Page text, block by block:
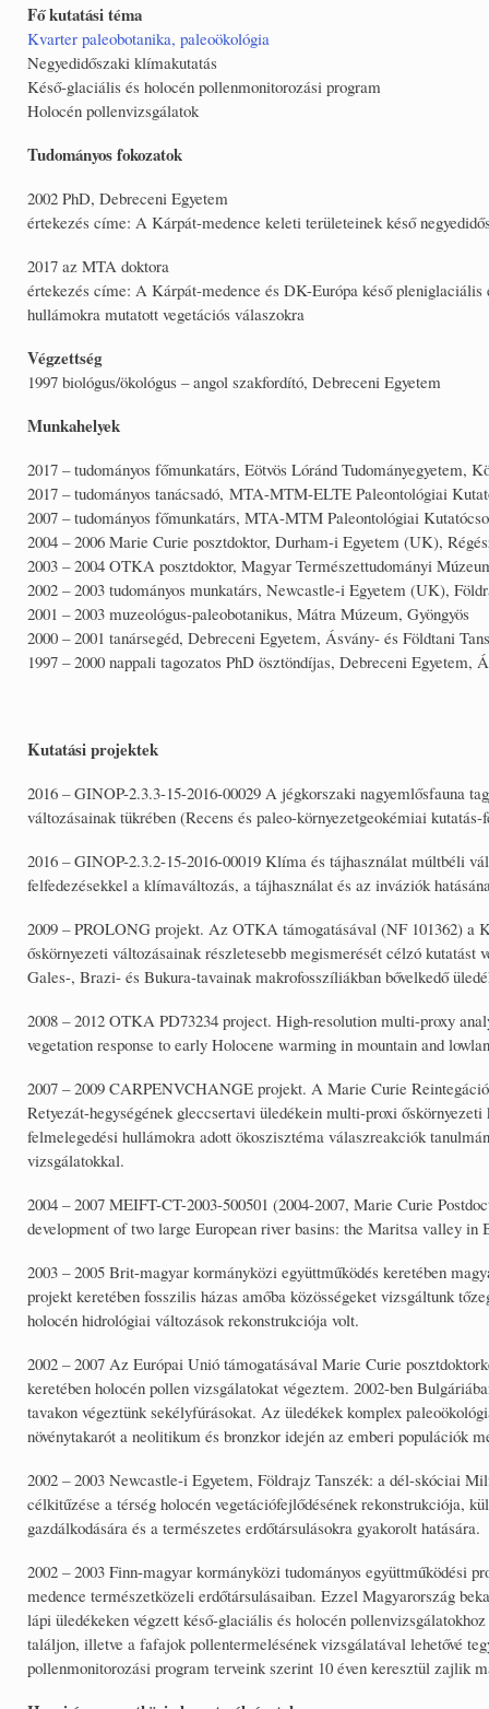
Fő kutatási téma
Kvarter paleobotanika, paleoökológia
Negyedidőszaki klímakutatás
Késő-glaciális és holocén pollenmonitorozási program
Holocén pollenvizsgálatok
Tudományos fokozatok
2002 PhD, Debreceni Egyetem
értekezés címe: A Kárpát-medence keleti területeinek késő
2017 az MTA doktora
értekezés címe: A Kárpát-medence és DK-Európa késő
hullámokra mutatott vegetációs válaszokra
Végzettség
1997 biológus/ökológus – angol szakfordító, Debreceni Egyetem
Munkahelyek
2017 – tudományos főmunkatárs, Eötvös Lóránd Tudományegyetem,
2017 – tudományos tanácsadó, MTA-MTM-ELTE Paleontológiai
2007 – tudományos főmunkatárs, MTA-MTM Paleontológiai
2004 – 2006 Marie Curie posztdoktor, Durham-i Egyetem (UK),
2003 – 2004 OTKA posztdoktor, Magyar Természettudományi
2002 – 2003 tudományos munkatárs, Newcastle-i Egyetem (UK),
2001 – 2003 muzeológus-paleobotanikus, Mátra Múzeum, Gyöngyös
2000 – 2001 tanársegéd, Debreceni Egyetem, Ásvány- és Földtani
1997 – 2000 nappali tagozatos PhD ösztöndíjas, Debreceni Egyetem,
Kutatási projektek
2016 – GINOP-2.3.3-15-2016-00029 A jégkorszaki nagyemlősfauna
változásainak tükrében (Recens és paleo-környezetgeokémiai
2016 – GINOP-2.3.2-15-2016-00019 Klíma és tájhasználat múltbéli
felfedezésekkel a klímaváltozás, a tájhasználat és az inváziók
2009 – PROLONG projekt. Az OTKA támogatásával (NF 101362) a
őskörnyezeti változásainak részletesebb megismerését célzó
Gales-, Brazi- és Bukura-tavainak makrofosszíliákban bővelkedő
2008 – 2012 OTKA PD73234 project. High-resolution multi-proxy
vegetation response to early Holocene warming in mountain and
2007 – 2009 CARPENVCHANGE projekt. A Marie Curie
Retyezát-hegységének gleccsertavi üledékein multi-proxi
felmelegedési hullámokra adott ökoszisztéma válaszreakciók
vizsgálatokkal.
2004 – 2007 MEIFT-CT-2003-500501 (2004-2007, Marie Curie
development of two large European river basins: the Maritsa valley
2003 – 2005 Brit-magyar kormányközi együttműködés keretében
projekt keretében fosszilis házas amőba közösségeket vizsgáltunk
holocén hidrológiai változások rekonstrukciója volt.
2002 – 2007 Az Európai Unió támogatásával Marie Curie
keretében holocén pollen vizsgálatokat végeztem. 2002-ben
tavakon végeztünk sekélyfúrásokat. Az üledékek komplex
növénytakarót a neolitikum és bronzkor idején az emberi populációk
2002 – 2003 Newcastle-i Egyetem, Földrajz Tanszék: a dél-skóciai
célkitűzése a térség holocén vegetációfejlődésének rekonstrukciója,
gazdálkodására és a természetes erdőtársulásokra gyakorolt hatására.
2002 – 2003 Finn-magyar kormányközi tudományos együttműködési
medence természetközeli erdőtársulásaiban. Ezzel Magyarország
lápi üledékeken végzett késő-glaciális és holocén
találjon, illetve a fafajok pollentermelésének vizsgálatával lehetővé
pollenmonitorozási program terveink szerint 10 éven keresztül zajlik